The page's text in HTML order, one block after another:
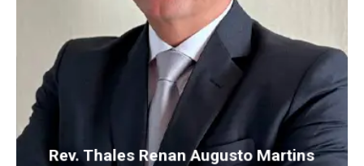
Rev. Thales Renan Augusto Martins
pai de Isabela, André e Lucas. É Bacharel em
Teologia pelo Seminário Presbiteriano do Sul.
Mestre em Ciências da Religião pela
Universidade Presbiteriana Mackenzie e
Doutorando em Letras pela Universidade
Presbiteriana Mackenzie.